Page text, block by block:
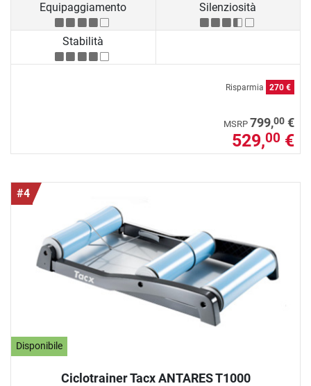
Equipaggiamento Silenziosità
Stabilità
Risparmia 270 €
MSRP 799,00 €
529,00 €
#4
Disponibile
Ciclotrainer Tacx ANTARES T1000